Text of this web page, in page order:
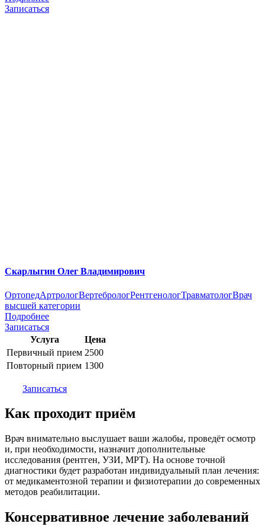
Записаться
Скарлыгин Олег Владимирович
ОртопедАртрологВертебрологРентгенологТравматологВрач
высшей категории
Подробнее
Записаться
Услуга
Цена
Первичный прием 2500
Повторный прием 1300
Записаться
Как проходит приём
Врач внимательно выслушает ваши жалобы, проведёт осмотр
и, при необходимости, назначит дополнительные
исследования (рентген, УЗИ, МРТ). На основе точной
диагностики будет разработан индивидуальный план лечения:
от медикаментозной терапии и физиотерапии до современных
методов реабилитации.
Консервативное лечение заболеваний